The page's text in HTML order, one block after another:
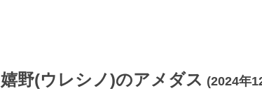
嬉野(ウレシノ)のアメダス (2024年